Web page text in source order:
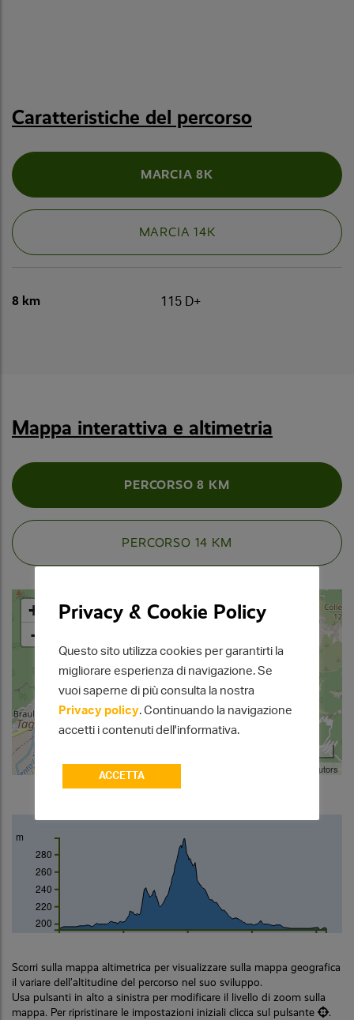
Caratteristiche del percorso
MARCIA 8K
MARCIA 14K
8 km 115 D+
Mappa interattiva e altimetria
PERCORSO 8 KM
PERCORSO 14 KM
+
-
contributors
200
220
240
260
280
m
Scorri sulla mappa altimetrica per visualizzare sulla mappa geografica
il variare dell’altitudine del percorso nel suo sviluppo.
Usa pulsanti in alto a sinistra per modificare il livello di zoom sulla
mappa. Per ripristinare le impostazioni iniziali clicca sul pulsante
.
Privacy & Cookie Policy
Questo sito utilizza cookies per garantirti la
migliorare esperienza di navigazione. Se
vuoi saperne di più consulta la nostra
Privacy policy. Continuando la navigazione
accetti i contenuti dell'informativa.
ACCETTA